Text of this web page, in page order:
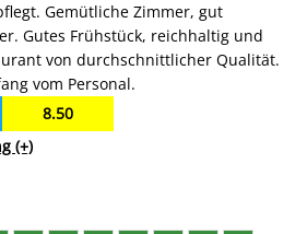
Gemütliche Zimmer, gut
Gutes Frühstück, reichhaltig und
von durchschnittlicher Qualität.
vom Personal.
8.50
(+)